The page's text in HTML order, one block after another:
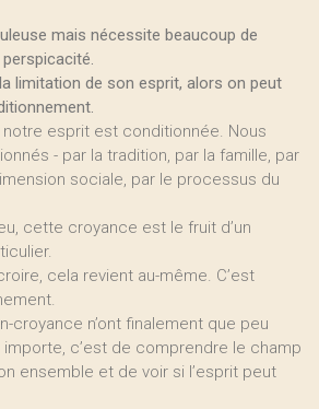
mais nécessite beaucoup de
limitation de son esprit, alors on peut
notre esprit est conditionnée. Nous
- par la tradition, par la famille, par
sociale, par le processus du
cette croyance est le fruit d’un
cela revient au-même. C’est
croyance n’ont finalement que peu
importe, c’est de comprendre le champ
ensemble et de voir si l’esprit peut